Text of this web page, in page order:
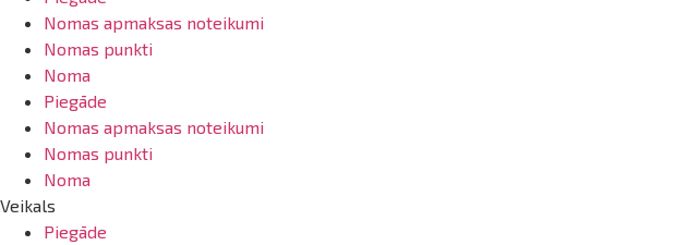
Nomas apmaksas noteikumi
Nomas punkti
Noma
Piegāde
Nomas apmaksas noteikumi
Nomas punkti
Noma
Veikals
Piegāde